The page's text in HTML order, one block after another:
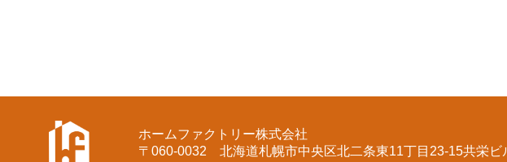
ホームファクトリー株式会社
〒060-0032 北海道札幌市中央区北二条東11丁目23-15共栄ビ